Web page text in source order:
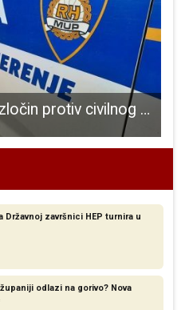
Osumnjičeni za ratni zločin protiv civilnog stanovništva
Državnoj završnici HEP turnira u
odlazi na gorivo? Nova